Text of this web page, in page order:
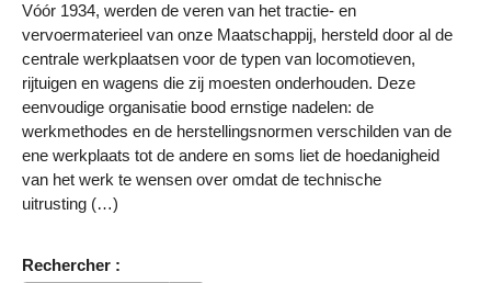
Vóór 1934, werden de veren van het tractie- en
vervoermaterieel van onze Maatschappij, hersteld door al de
centrale werkplaatsen voor de typen van locomotieven,
rijtuigen en wagens die zij moesten onderhouden. Deze
eenvoudige organisatie bood ernstige nadelen: de
werkmethodes en de herstellingsnormen verschilden van de
ene werkplaats tot de andere en soms liet de hoedanigheid
van het werk te wensen over omdat de technische
uitrusting (…)
Rechercher :